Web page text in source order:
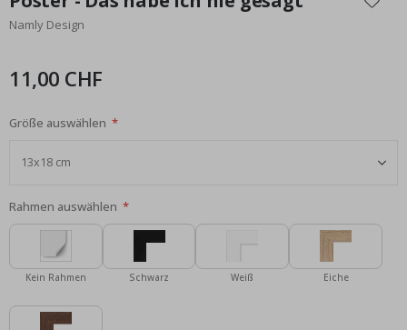
der
Bildgalerie
Namly Design
11,00 CHF
Größe auswählen
Rahmen auswählen
Kein Rahmen Schwarz Weiß Eiche